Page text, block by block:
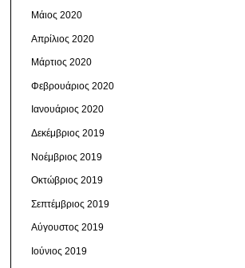
Μάιος 2020
Απρίλιος 2020
Μάρτιος 2020
Φεβρουάριος 2020
Ιανουάριος 2020
Δεκέμβριος 2019
Νοέμβριος 2019
Οκτώβριος 2019
Σεπτέμβριος 2019
Αύγουστος 2019
Ιούνιος 2019